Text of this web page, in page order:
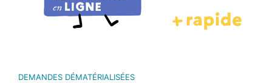
DEMANDES DÉMATÉRIALISÉES